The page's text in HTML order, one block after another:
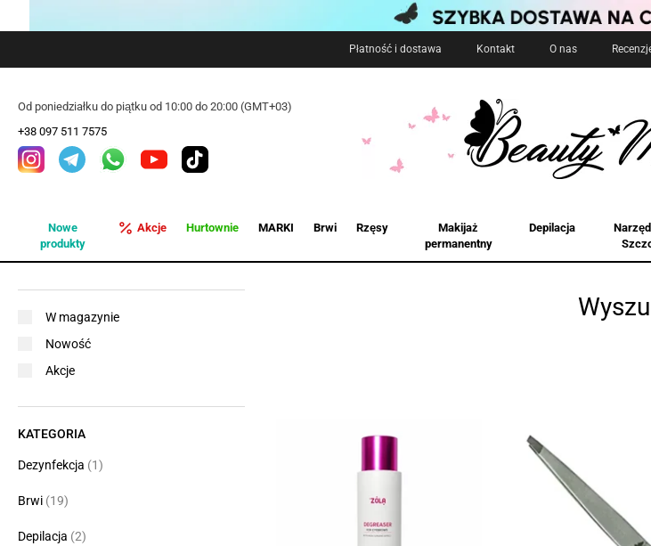
Płatność i dostawa Kontakt O nas
Od poniedziałku do piątku od 10:00 do 20:00 (GMT+03)
+38 097 511 7575
Nowe
produkty
Akcje Hurtownie MARKI Brwi Rzęsy
Makijaż
permanentny
Depilacja
W magazynie
Nowość
Akcje
KATEGORIA
Dezynfekcja (1)
Brwi (19)
Depilacja (2)